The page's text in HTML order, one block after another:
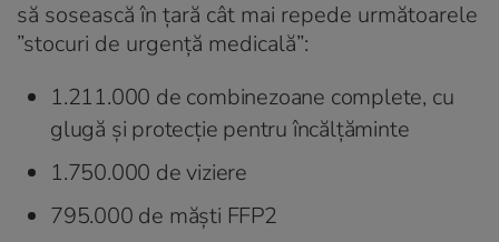
să sosească în țară cât mai repede următoarele
”stocuri de urgență medicală”:
1.211.000 de combinezoane complete, cu
glugă și protecție pentru încălțăminte
1.750.000 de viziere
795.000 de măști FFP2